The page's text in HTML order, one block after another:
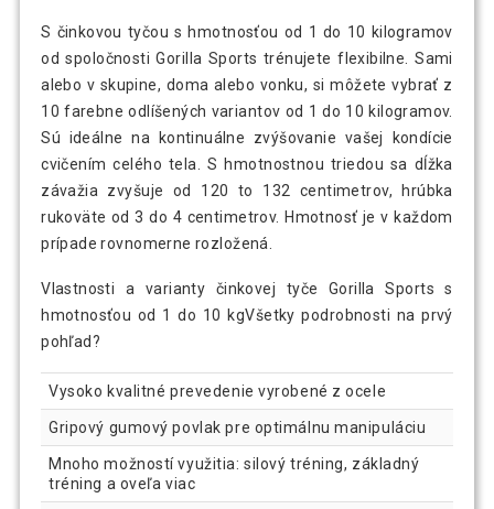
S činkovou tyčou s hmotnosťou od 1 do 10 kilogramov
od spoločnosti Gorilla Sports trénujete flexibilne. Sami
alebo v skupine, doma alebo vonku, si môžete vybrať z
10 farebne odlíšených variantov od 1 do 10 kilogramov.
Sú ideálne na kontinuálne zvýšovanie vašej kondície
cvičením celého tela. S hmotnostnou triedou sa dĺžka
závažia zvyšuje od 120 to 132 centimetrov, hrúbka
rukoväte od 3 do 4 centimetrov. Hmotnosť je v každom
prípade rovnomerne rozložená.
Vlastnosti a varianty činkovej tyče Gorilla Sports s
hmotnosťou od 1 do 10 kgVšetky podrobnosti na prvý
pohľad?
Vysoko kvalitné prevedenie vyrobené z ocele
Gripový gumový povlak pre optimálnu manipuláciu
Mnoho možností využitia: silový tréning, základný
tréning a oveľa viac